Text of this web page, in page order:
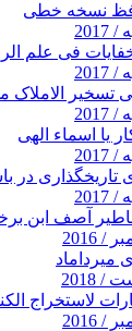
نسخه خطی
فی علم
تسخیر
یا اسماء الهی
تاریخگذاری در
آصف ابن
میرداماد
لاستخراج